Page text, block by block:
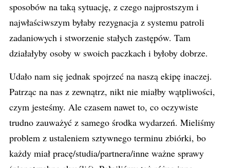
sposobów na taką sytuację, z czego najprostszym i
najwłaściwszym byłaby rezygnacja z systemu patroli
zadaniowych i stworzenie stałych zastępów. Tam
działałyby osoby w swoich paczkach i byłoby dobrze.
Udało nam się jednak spojrzeć na naszą ekipę inaczej.
Patrząc na nas z zewnątrz, nikt nie miałby wątpliwości,
czym jesteśmy. Ale czasem nawet to, co oczywiste
trudno zauważyć z samego środka wydarzeń. Mieliśmy
problem z ustaleniem sztywnego terminu zbiórki, bo
każdy miał pracę/studia/partnera/inne ważne sprawy